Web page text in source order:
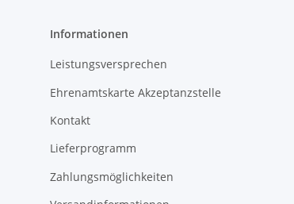
Informationen
Leistungsversprechen
Ehrenamtskarte Akzeptanzstelle
Kontakt
Lieferprogramm
Zahlungsmöglichkeiten